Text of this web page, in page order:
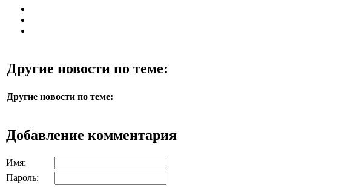
Другие новости по теме:
Другие новости по теме:
Добавление комментария
Имя:
Пароль: